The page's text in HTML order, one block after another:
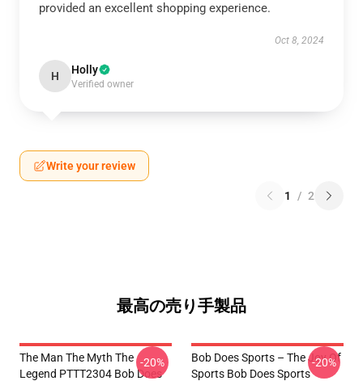
provided an excellent shopping experience.
Oct 8, 2024
H Holly
Verified owner
Write your review
1 / 2
最高の売り手製品
The Man The Myth The
Legend PTTT2304 Bob Does
-20%
Bob Does Sports – The Joy Of
Sports Bob Does Sports
-20%